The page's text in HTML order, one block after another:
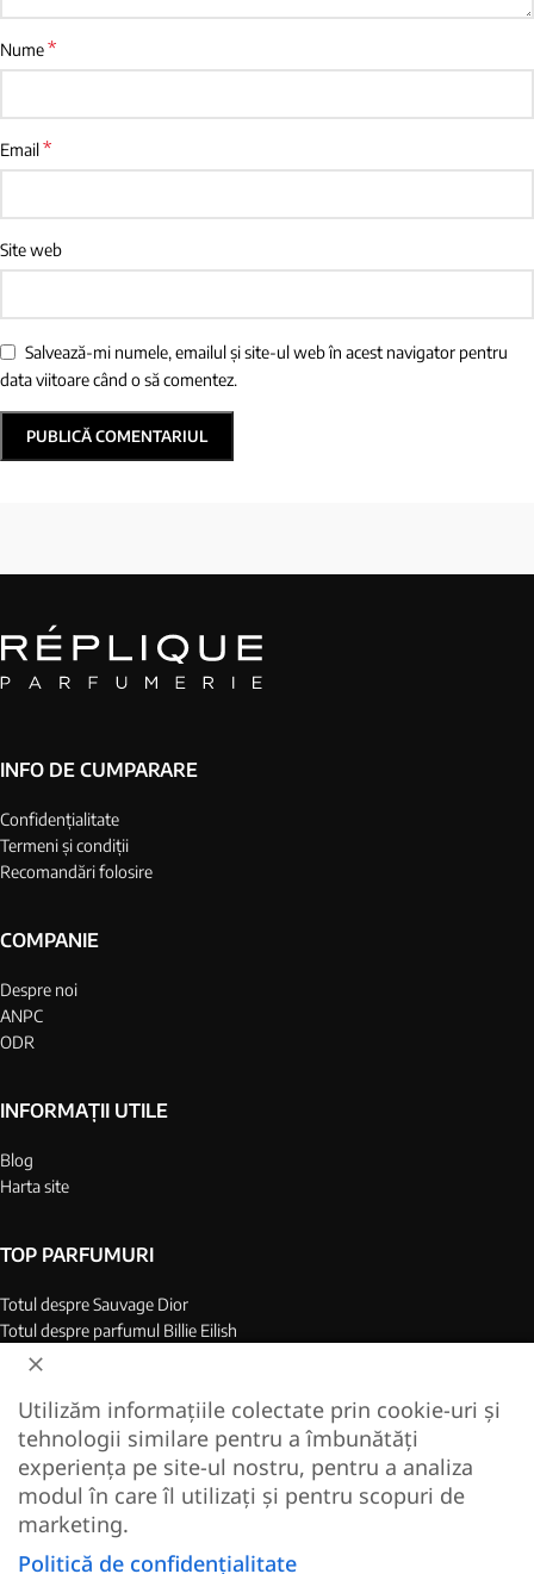
Nume*
Email*
Site web
Salvează-mi numele, emailul și site-ul web în acest navigator pentru
data viitoare când o să comentez.
INFO DE CUMPARARE
Confidențialitate
Termeni și condiții
Recomandări folosire
COMPANIE
Despre noi
ANPC
ODR
INFORMAȚII UTILE
Blog
Harta site
TOP PARFUMURI
Totul despre Sauvage Dior
Totul despre parfumul Billie Eilish
Top 25 parfumuri barbati
Colagen Marin Hidrolizat
Cel mai bun colagen de pe piata
2022-2024 replique.ro — magazin on-line de parfumuri pentru dame si barbati. Toate
drepturile rezervate. Livrare in toata Romania!
Utilizăm informațiile colectate prin cookie-uri și
tehnologii similare pentru a îmbunătăți
experiența pe site-ul nostru, pentru a analiza
modul în care îl utilizați și pentru scopuri de
marketing.
Politică de confidențialitate